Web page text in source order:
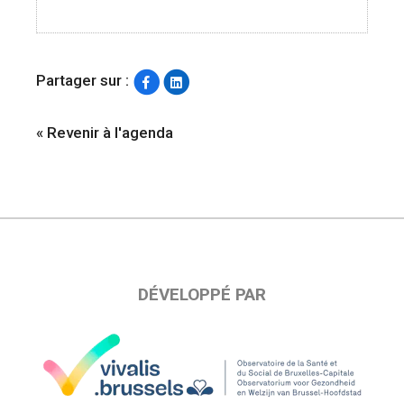
Partager sur :
« Revenir à l'agenda
DÉVELOPPÉ PAR